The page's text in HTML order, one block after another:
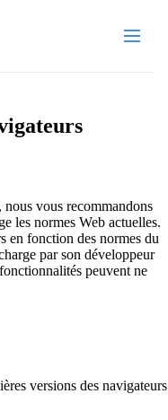
vous recommandons
les normes Web actuelles.
en fonction des normes du
par son développeur
peuvent ne
versions des navigateurs